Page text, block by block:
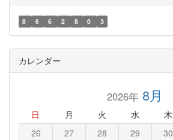
8 6 6 2 8 0 3
カレンダー
2026年8月
日 月 火 水 木
26 27 28 29 30